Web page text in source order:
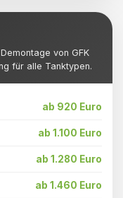
von GFK
für alle Tanktypen.
ab 920 Euro
ab 1.100 Euro
ab 1.280 Euro
ab 1.460 Euro